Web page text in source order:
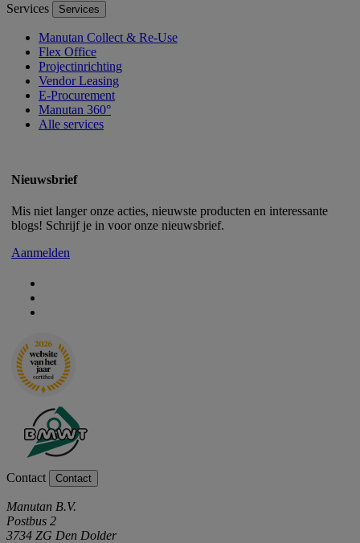
Services Services
Manutan Collect & Re-Use
Flex Office
Projectinrichting
Vendor Leasing
E-Procurement
Manutan 360°
Alle services
Nieuwsbrief
Mis niet langer onze acties, nieuwste producten en interessante
blogs! Schrijf je in voor onze nieuwsbrief.
Aanmelden
Contact Contact
Manutan B.V.
Postbus 2
3734 ZG Den Dolder